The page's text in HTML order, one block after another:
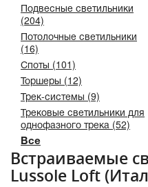
Подвесные светильники
(204)
Потолочные светильники
(16)
Споты (101)
Торшеры (12)
Трек-системы (9)
Трековые светильники для
однофазного трека (52)
Все
Встраиваемые
Lussole Loft